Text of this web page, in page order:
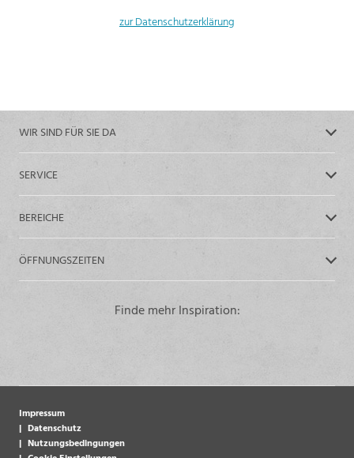
zur Datenschutzerklärung
WIR SIND FÜR SIE DA
SERVICE
BEREICHE
ÖFFNUNGSZEITEN
Finde mehr Inspiration:
Impressum
Datenschutz
Nutzungsbedingungen